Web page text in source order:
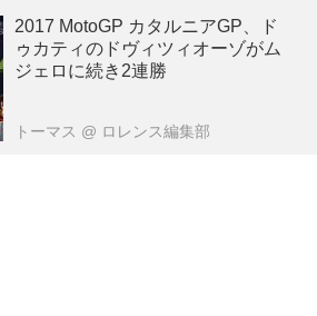
2017 MotoGP カタルニアGP、ド
ゥカティのドヴィツィオーゾがム
ジェロに続き2連勝
トーマス @ ロレンス編集部